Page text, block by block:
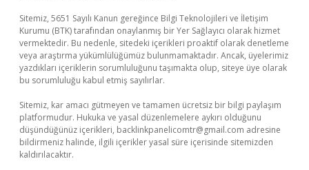
Sitemiz, 5651 Sayılı Kanun gereğince Bilgi Teknolojileri ve İletişim
Kurumu (BTK) tarafından onaylanmış bir Yer Sağlayıcı olarak hizmet
vermektedir. Bu nedenle, sitedeki içerikleri proaktif olarak denetleme
veya araştırma yükümlülüğümüz bulunmamaktadır. Ancak, üyelerimiz
yazdıkları içeriklerin sorumluluğunu taşımakta olup, siteye üye olarak
bu sorumluluğu kabul etmiş sayılırlar.
Sitemiz, kar amacı gütmeyen ve tamamen ücretsiz bir bilgi paylaşım
platformudur. Hukuka ve yasal düzenlemelere aykırı olduğunu
düşündüğünüz içerikleri, backlinkpanelicomtr@gmail.com adresine
bildirmeniz halinde, ilgili içerikler yasal süre içerisinde sitemizden
kaldırılacaktır.